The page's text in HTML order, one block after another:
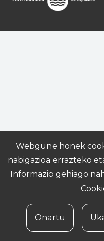
Webgune honek
nabigazioa errazteko
Informazio gehiago
Onartu